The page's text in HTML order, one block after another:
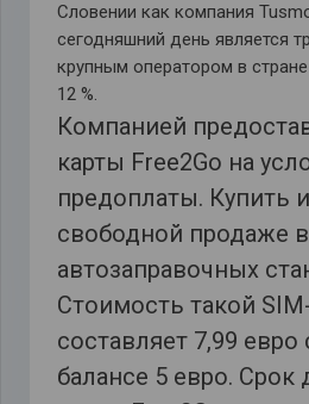
Словении как компания
сегодняшний день является
крупным оператором в
12 %.
Компанией
карты Free2Go на
предоплаты. Купить
свободной продаже в
автозаправочных
Стоимость такой
составляет 7,99
балансе 5 евро. Срок